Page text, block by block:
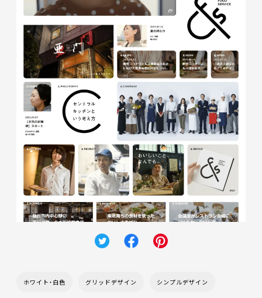
ホワイト・白色 グリッドデザイン シンプルデザイン